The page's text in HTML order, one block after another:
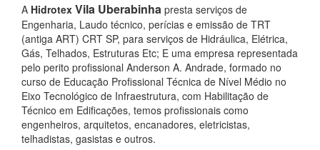
A Hidrotex Vila Uberabinha presta serviços de
Engenharia, Laudo técnico, perícias e emissão de TRT
(antiga ART) CRT SP, para serviços de Hidráulica, Elétrica,
Gás, Telhados, Estruturas Etc; E uma empresa representada
pelo perito profissional Anderson A. Andrade, formado no
curso de Educação Profissional Técnica de Nível Médio no
Eixo Tecnológico de Infraestrutura, com Habilitação de
Técnico em Edificações, temos profissionais como
engenheiros, arquitetos, encanadores, eletricistas,
telhadistas, gasistas e outros.